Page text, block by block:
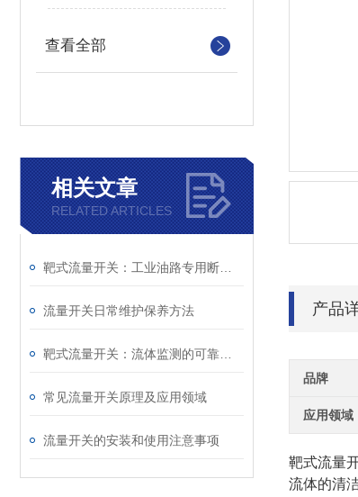
查看全部
相关文章
RELATED ARTICLES
流量开关日常维护保养方法
常见流量开关原理及应用领域
流量开关的安装和使用注意事项
产品
品牌
应用领域
靶式流量
流体的清